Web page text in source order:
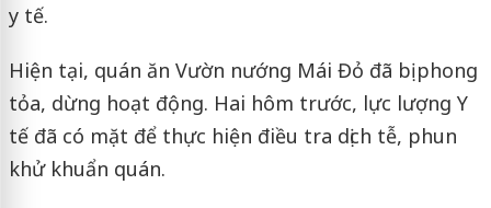
y tế.
Hiện tại, quán ăn Vườn nướng Mái Đỏ đã bị phong
tỏa, dừng hoạt động. Hai hôm trước, lực lượng Y
tế đã có mặt để thực hiện điều tra dịch tễ, phun
khử khuẩn quán.